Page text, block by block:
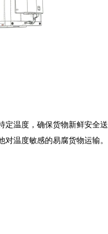
定温度，确保货物新鲜安全送
温度敏感的易腐货物运输。